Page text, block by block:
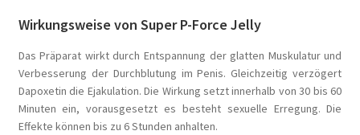
Wirkungsweise von Super P-Force Jelly
Das Präparat wirkt durch Entspannung der glatten Muskulatur und
Verbesserung der Durchblutung im Penis. Gleichzeitig verzögert
Dapoxetin die Ejakulation. Die Wirkung setzt innerhalb von 30 bis 60
Minuten ein, vorausgesetzt es besteht sexuelle Erregung. Die
Effekte können bis zu 6 Stunden anhalten.